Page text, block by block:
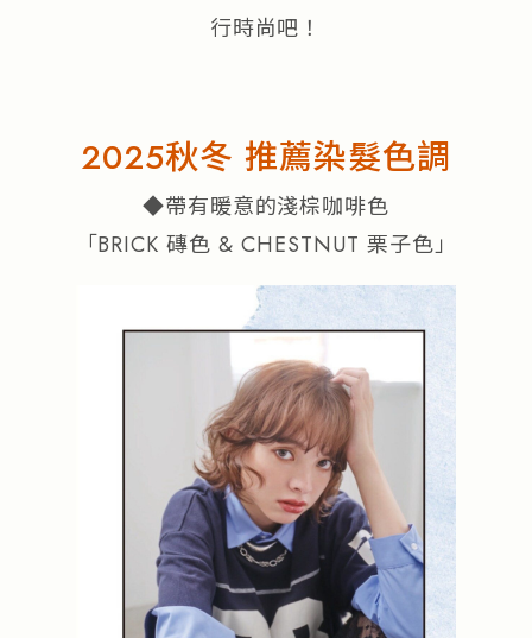
行時尚吧！
2025秋冬 推薦染髮色調
◆帶有暖意的淺棕咖啡色
「BRICK 磚色 & CHESTNUT 栗子色」